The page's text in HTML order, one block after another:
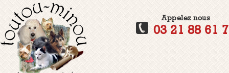
Appelez nous
03 21 88 61